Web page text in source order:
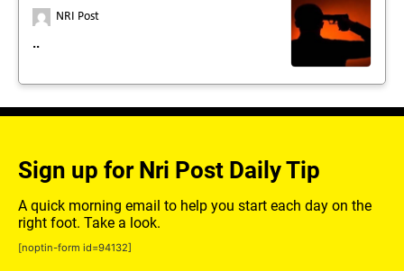
NRI Post
..
Sign up for Nri Post Daily Tip
A quick morning email to help you start each day on the
right foot. Take a look.
[noptin-form id=94132]